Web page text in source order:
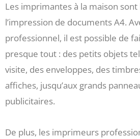
Les imprimantes à la maison
l’impression de documents A4.
professionnel, il est possible de
presque tout : des petits objets
visite, des enveloppes, des
affiches, jusqu’aux grands
publicitaires.
De plus, les imprimeurs